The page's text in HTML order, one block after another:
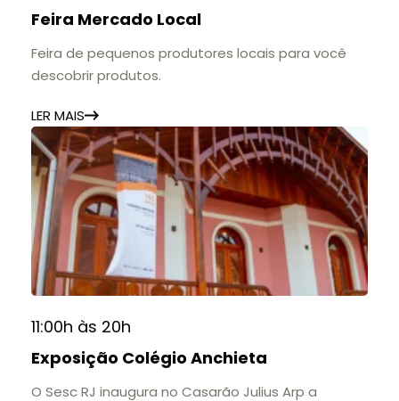
Feira Mercado Local
Feira de pequenos produtores locais para você
descobrir produtos.
LER MAIS
11:00h às 20h
Exposição Colégio Anchieta
O Sesc RJ inaugura no Casarão Julius Arp a